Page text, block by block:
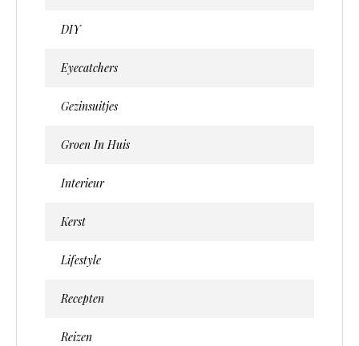
DIY
Eyecatchers
Gezinsuitjes
Groen In Huis
Interieur
Kerst
Lifestyle
Recepten
Reizen